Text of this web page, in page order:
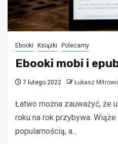
Ebooki Książki Polecamy
Ebooki mobi i
7 lutego 2022 Łukasz
Łatwo można zauważyć, że
roku na rok przybywa.
popularnością, a...